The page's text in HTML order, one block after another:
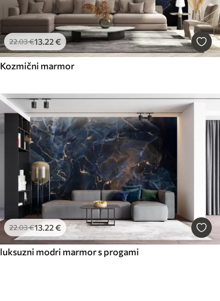
22.03€13.22 €
Kozmični marmor
22.03€13.22 €
luksuzni modri marmor s progami